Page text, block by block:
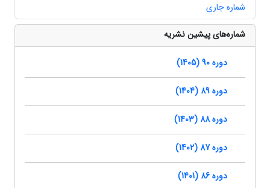
شماره جاری
شماره‌های پیشین نشریه
دوره 90 (1405)
دوره 89 (1404)
دوره 88 (1403)
دوره 87 (1402)
دوره 86 (1401)